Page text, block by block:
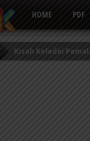
HOME PDF
Kisah Keledai
Persahabatan